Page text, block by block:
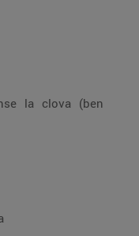
la clova (ben